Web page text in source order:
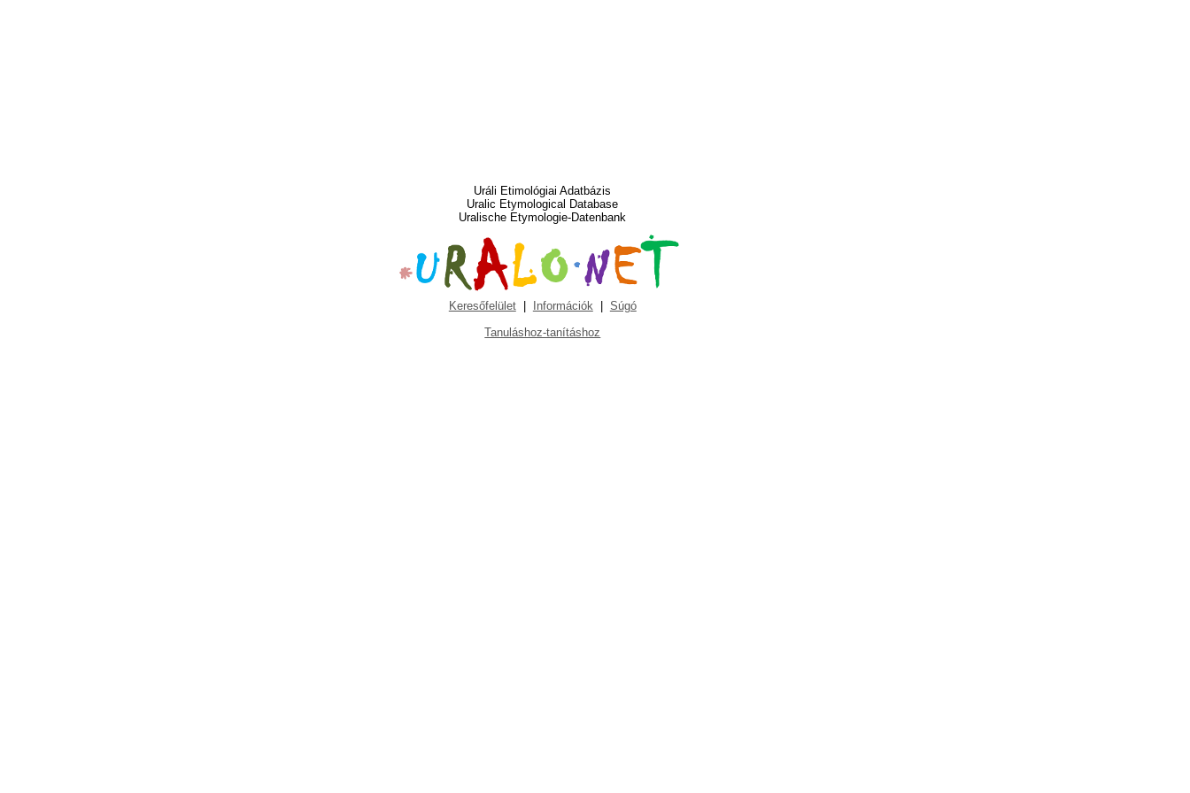
Uráli Etimológiai Adatbázis
Uralic Etymological Database
Uralische Etymologie-Datenbank
Keresőfelület| Információk| Súgó
Tanuláshoz-tanításhoz